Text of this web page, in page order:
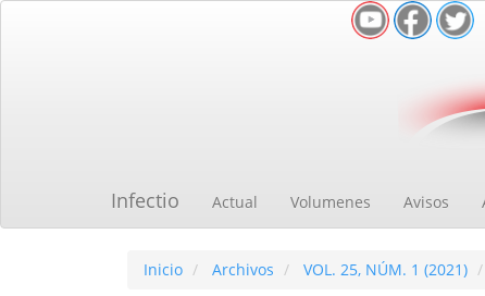
Infectio Actual Volumenes Avisos
Inicio Archivos VOL. 25, NÚM. 1 (2021)